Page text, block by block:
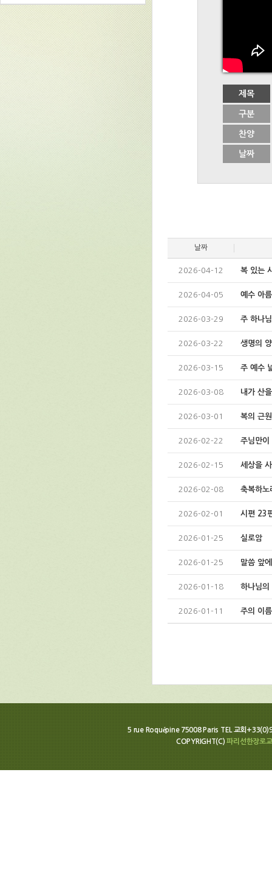
제목
구분
찬양
날짜
날짜
2026-04-12 복 있는
2026-04-05 예수 아
2026-03-29 주 하나
2026-03-22 생명의
2026-03-15 주 예수
2026-03-08 내가 산
2026-03-01 복의 근
2026-02-22 주님만이
2026-02-15 세상을
2026-02-08 축복하노
2026-02-01 시편 23
2026-01-25 실로암
2026-01-25 말씀 앞
2026-01-18 하나님의
2026-01-11 주의 이
5 rue Roquépine 75008 Paris TEL 교회
COPYRIGHT(C)파리선한장로